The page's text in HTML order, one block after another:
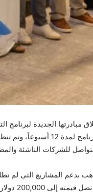
الجديدة لبرنامج
الويب3. سيستمر هذا
للشركات الناشئة
بدعم المشاريع التي لم
بما